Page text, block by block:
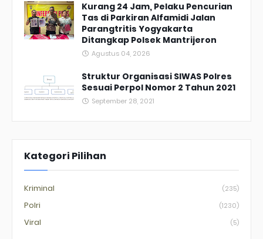
Kurang 24 Jam, Pelaku Pencurian
Tas di Parkiran Alfamidi Jalan
Parangtritis Yogyakarta
Ditangkap Polsek Mantrijeron
Agustus 04, 2026
Struktur Organisasi SIWAS Polres
Sesuai Perpol Nomor 2 Tahun 2021
September 28, 2021
Kategori Pilihan
Kriminal (235)
Polri (1230)
Viral (5)